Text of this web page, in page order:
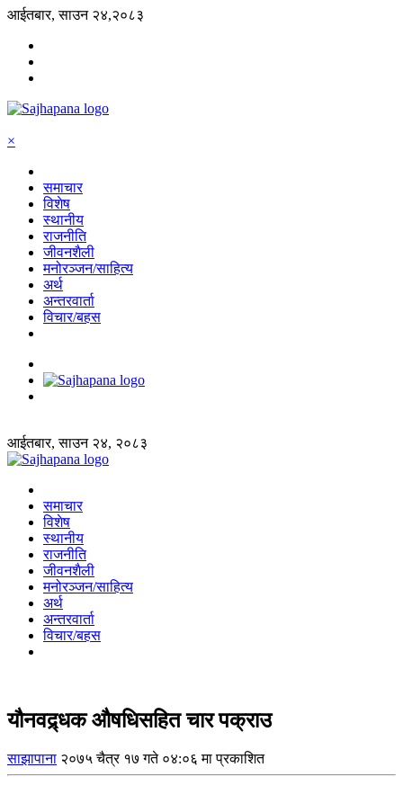
आईतबार, साउन २४,२०८३
×
समाचार
विशेष
स्थानीय
राजनीति
जीवनशैली
मनोरञ्जन/साहित्य
अर्थ
अन्तरवार्ता
विचार/बहस
आईतबार, साउन २४, २०८३
समाचार
विशेष
स्थानीय
राजनीति
जीवनशैली
मनोरञ्जन/साहित्य
अर्थ
अन्तरवार्ता
विचार/बहस
यौनवद्र्धक औषधिसहित चार पक्राउ
साझापाना २०७५ चैत्र १७ गते ०४:०६ मा प्रकाशित